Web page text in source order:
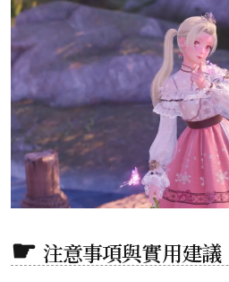
注意事項與實用建議